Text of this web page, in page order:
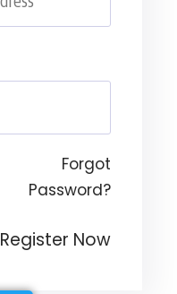
Forgot
Password?
Register Now